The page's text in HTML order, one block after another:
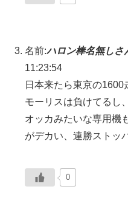
名前:ハロン棒名無しさ
11:23:54
日本来たら東京の
モーリスは負けてるし
オッカみたいな専用機
がデカい、連勝ストッ
0